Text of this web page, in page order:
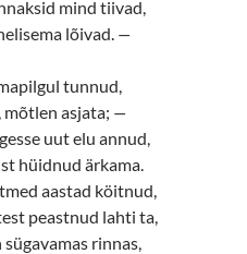
mind tiivad,
lõivad. —
tunnud,
mõtlen asjata; —
uut elu annud,
hüidnud ärkama.
aastad köitnud,
peastnud lahti ta,
rinnas,